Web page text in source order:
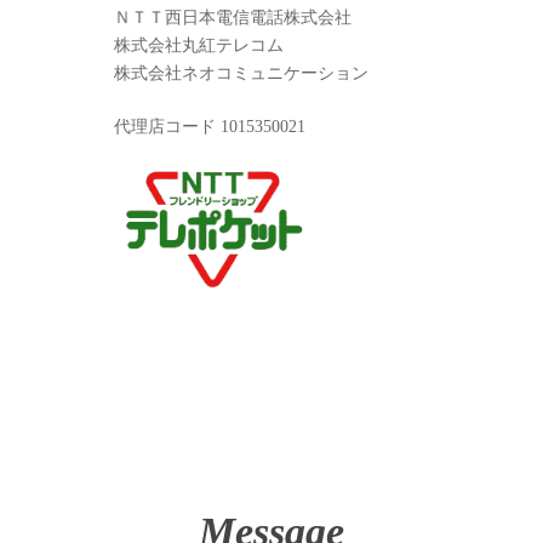
ＮＴＴ西日本電信電話株式会社
株式会社丸紅テレコム
株式会社ネオコミュニケーション
代理店コード 1015350021
Message